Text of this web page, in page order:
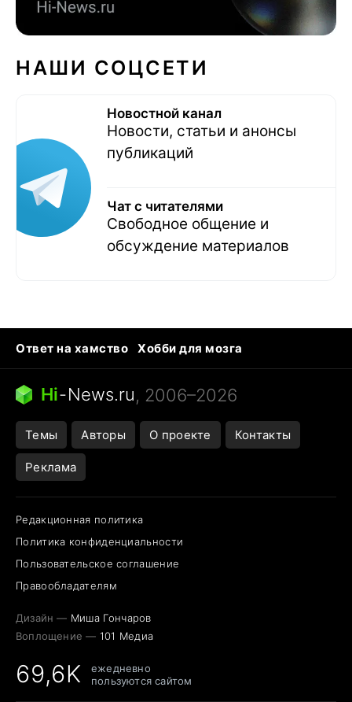
НАШИ СОЦСЕТИ
Новостной канал
Новости, статьи и анонсы
публикаций
Чат с читателями
Свободное общение и
обсуждение материалов
Ответ на хамство
Хобби для мозга
Бензин 100 и 95
Тунцы в океанариуме
Следующая пандемия
Hi-News.ru, 2006–2026
Темы Авторы О проекте Контакты
Реклама
Редакционная политика
Политика конфиденциальности
Пользовательское соглашение
Правообладателям
Дизайн — Миша Гончаров
Воплощение — 101 Медиа
69,6K
ежедневно
пользуются сайтом